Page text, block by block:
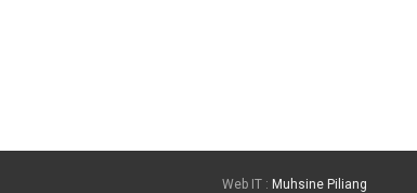
Web IT : Muhsine Piliang